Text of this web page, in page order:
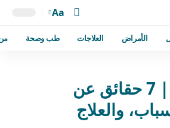
Aa
الأمراض العلاجات طب وصحة
مرض بهجت | 7 حقائق عن
والعلاج